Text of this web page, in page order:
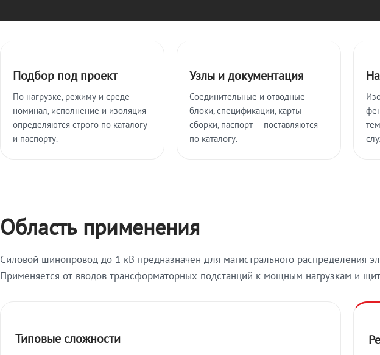
Подбор под проект
По нагрузке, режиму и среде —
номинал, исполнение и изоляция
определяются строго по каталогу
и паспорту.
Узлы и документация
Соединительные и отводные
блоки, спецификации, карты
сборки, паспорт — поставляются
по каталогу.
Область применения
Силовой шинопровод до 1 кВ предназначен для магистрального распределения
Применяется от вводов трансформаторных подстанций к мощным нагрузкам и
Типовые сложности